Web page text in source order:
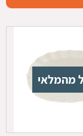
22.9 ₪.
19.4 ₪.
מהמלאי